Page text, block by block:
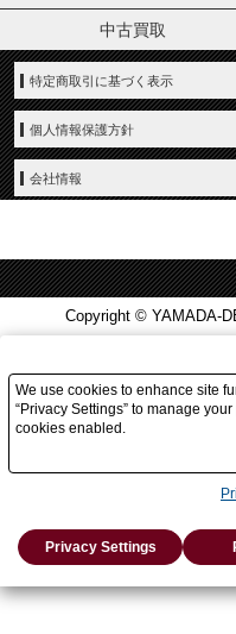
中古買取
特定商取引に基づく表示
個人情報保護方針
会社情報
Copyright © YAMADA-
We use cookies to enhance site
“Privacy Settings” to manage
cookies enabled.
Privacy Settings